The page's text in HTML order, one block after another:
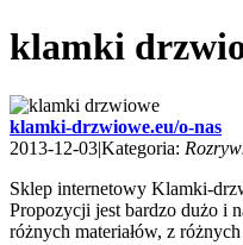
klamki
klamki-drzwiowe.eu/o-nas
2013-12-03|Kategoria:
Sklep internetowy Klamki-
Propozycji jest bardzo dużo i
różnych materiałów, z